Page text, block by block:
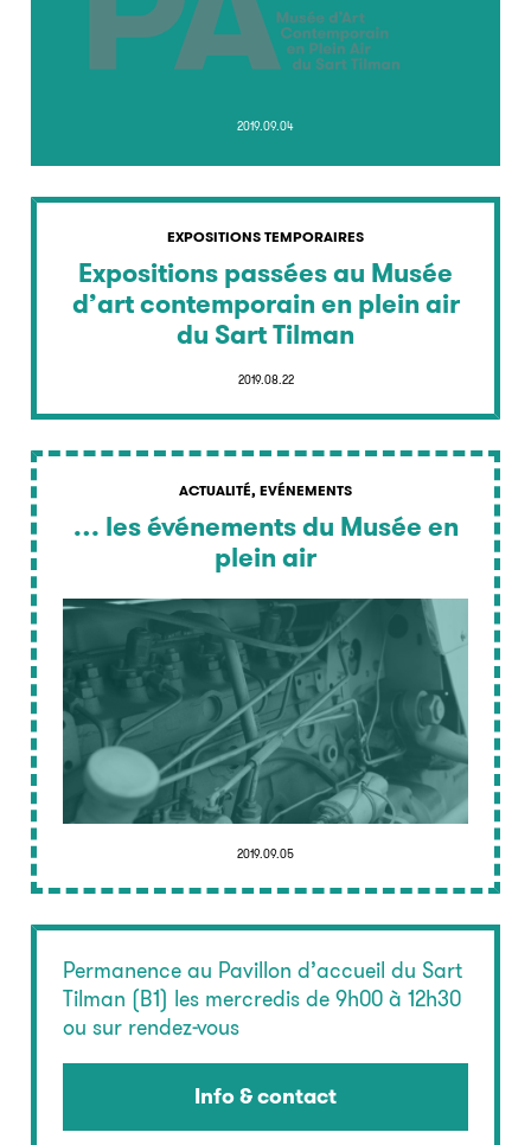
2019.09.04
EXPOSITIONS TEMPORAIRES
Expositions passées au Musée
d’art contemporain en plein air
du Sart Tilman
2019.08.22
ACTUALITÉ, EVÉNEMENTS
… les événements du Musée en
plein air
2019.09.05
Permanence au Pavillon d’accueil du Sart
Tilman (B1) les mercredis de 9h00 à 12h30
ou sur rendez-vous
Info & contact